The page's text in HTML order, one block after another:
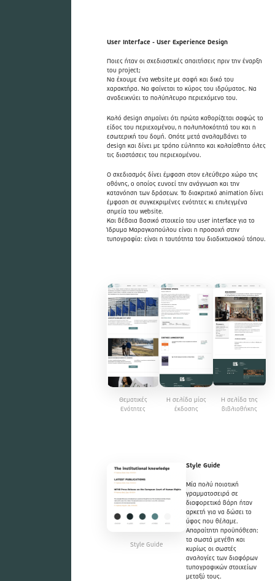
User Interface - User Experience Design
Ποιες ήταν οι σχεδιαστικές απαιτήσεις πριν την έναρξη
του project;
Να έχουμε ένα website με σαφή και δικό του
χαρακτήρα. Να φαίνεται το κύρος του ιδρύματος. Να
αναδεικνύει το πολύπλευρο περιεχόμενο του.
Καλό design σημαίνει ότι πρώτα καθορίζεται σαφώς το
είδος του περιεχομένου, η πολυπλοκότητά του και η
εσωτερική του δομή. Οπότε μετά αναλαμβάνει το
design και δίνει με τρόπο εύληπτο και καλαίσθητο όλες
τις διαστάσεις του περιεχομένου.
Ο σχεδιασμός δίνει έμφαση στον ελεύθερο χώρο της
οθόνης, ο οποίος ευνοεί την ανάγνωση και την
κατανόηση των δράσεων. Το διακριτικό animation δίνει
έμφαση σε συγκεκριμένες ενότητες κι επιλεγμένα
σημεία του website.
Και βέβαια βασικό στοιχείο του user interface για το
Ίδρυμα Μαραγκοπούλου είναι η προσοχή στην
τυπογραφία: είναι η ταυτότητα του διαδικτυακού τόπου.
Θεματικές
Ενότητες
Η σελίδα μίας
έκδοσης
Η σελίδα της
βιβλιοθήκης
Style Guide
Style Guide
Μία πολύ ποιοτική
γραμματοσειρά σε
διαφορετικά βάρη ήταν
αρκετή για να δώσει το
ύφος που θέλαμε.
Απαραίτητη προϋπόθεση:
τα σωστά μεγέθη και
κυρίως οι σωστές
αναλογίες των διαφόρων
τυπογραφικών στοιχείων
μεταξύ τους.